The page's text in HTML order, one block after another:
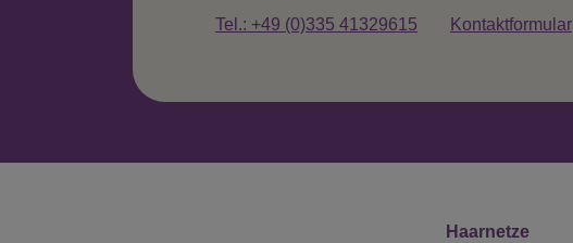
Tel.: +49 (0)335 41329615 Kontaktformular
Haarnetze